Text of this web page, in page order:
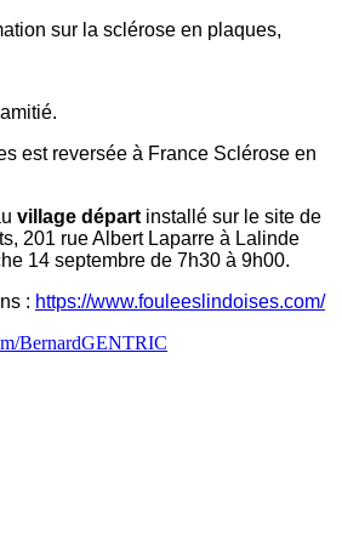
sur la sclérose en plaques,
est reversée à France Sclérose en
village départ installé sur le site de
201 rue Albert Laparre à Lalinde
14 septembre de 7h30 à 9h00.
: https://www.fouleeslindoises.com/
BernardGENTRIC